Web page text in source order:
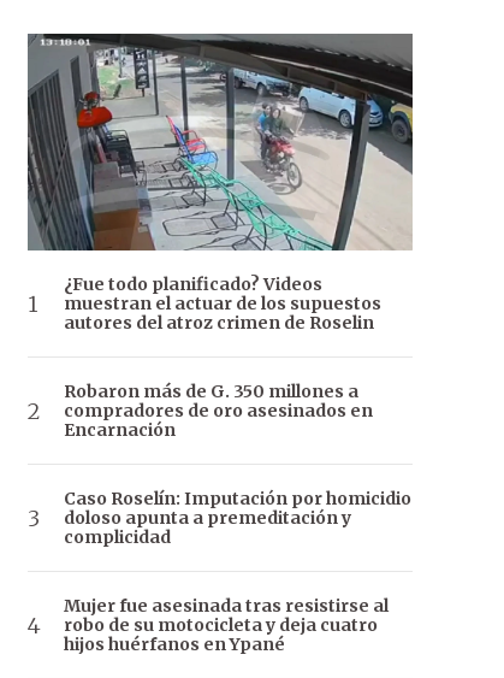
¿Fue todo planificado? Videos
muestran el actuar de los supuestos
autores del atroz crimen de Roselin
Robaron más de G. 350 millones a
compradores de oro asesinados en
Encarnación
Caso Roselín: Imputación por homicidio
doloso apunta a premeditación y
complicidad
Mujer fue asesinada tras resistirse al
robo de su motocicleta y deja cuatro
hijos huérfanos en Ypané